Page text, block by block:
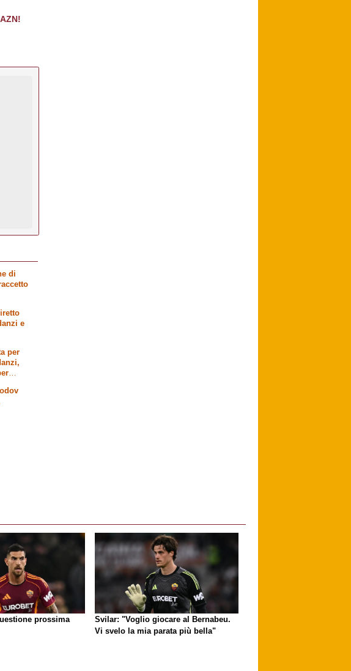
di
e
per
prossima
Svilar: "Voglio giocare al Bernabeu.
Vi svelo la mia parata più bella"